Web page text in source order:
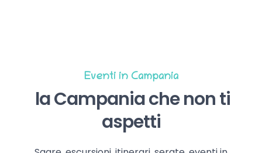
Eventi in Campania
la Campania che non ti
aspetti